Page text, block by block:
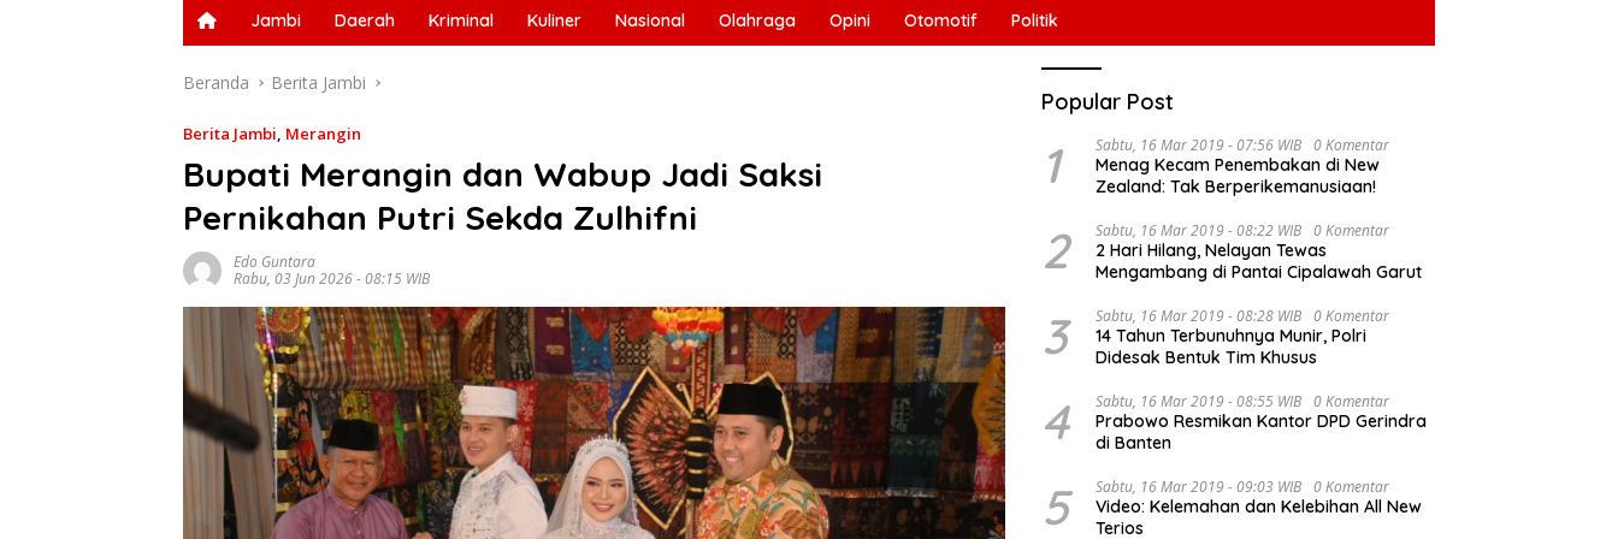
Jambi Daerah Kriminal Kuliner Nasional Olahraga Opini Otomotif Politik
Beranda Berita Jambi
Berita Jambi, Merangin
Bupati Merangin dan Wabup Jadi Saksi
Pernikahan Putri Sekda Zulhifni
Edo Guntara
Rabu, 03 Jun 2026 - 08:15 WIB
Popular Post
1 Sabtu, 16 Mar 2019 - 07:56 WIB 0 Komentar
Menag Kecam Penembakan di New
Zealand: Tak Berperikemanusiaan!
2 Sabtu, 16 Mar 2019 - 08:22 WIB 0 Komentar
2 Hari Hilang, Nelayan Tewas
Mengambang di Pantai Cipalawah Garut
3 Sabtu, 16 Mar 2019 - 08:28 WIB 0 Komentar
14 Tahun Terbunuhnya Munir, Polri
Didesak Bentuk Tim Khusus
4 Sabtu, 16 Mar 2019 - 08:55 WIB 0 Komentar
Prabowo Resmikan Kantor DPD Gerindra
di Banten
5 Sabtu, 16 Mar 2019 - 09:03 WIB 0 Komentar
Video: Kelemahan dan Kelebihan All New
Terios